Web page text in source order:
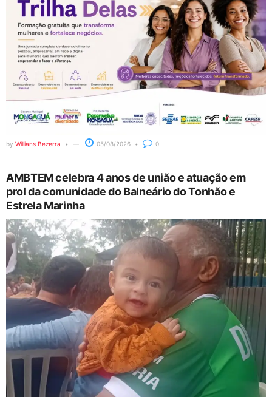
by Willians Bezerra 05/08/2026 0
AMBTEM celebra 4 anos de união e atuação em
prol da comunidade do Balneário do Tonhão e
Estrela Marinha